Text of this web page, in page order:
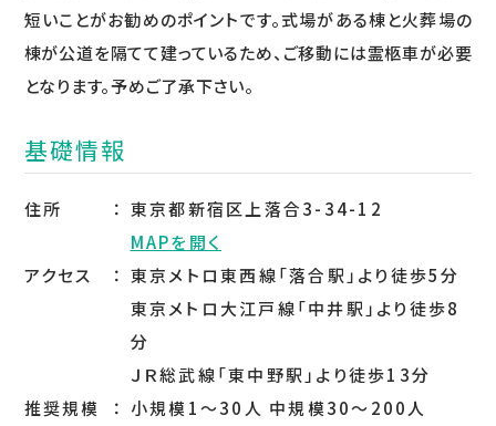
短いことがお勧めのポイントです。式場がある棟と火葬場の
棟が公道を隔てて建っているため、ご移動には霊柩車が必要
となります。予めご了承下さい。
基礎情報
住所
東京都新宿区上落合3-34-12
MAPを開く
アクセス
東京メトロ東西線「落合駅」より徒歩5分
東京メトロ大江戸線「中井駅」より徒歩8
分
ＪＲ総武線「東中野駅」より徒歩13分
推奨規模
小規模1～30人 中規模30～200人